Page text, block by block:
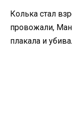
Колька стал
провожали,
плакала и